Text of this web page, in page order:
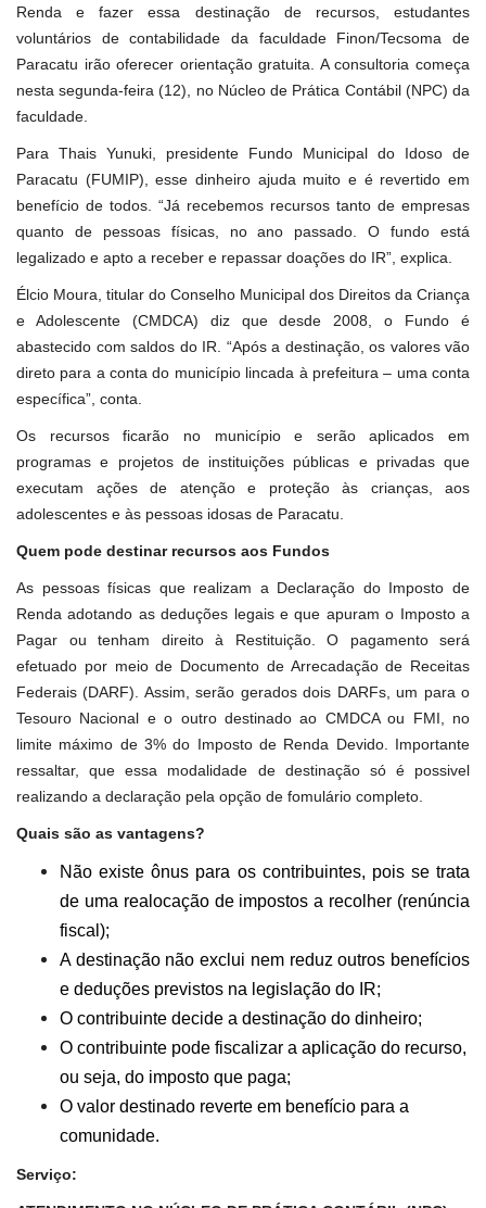
Renda e fazer essa destinação de recursos, estudantes
voluntários de contabilidade da faculdade Finon/Tecsoma de
Paracatu irão oferecer orientação gratuita. A consultoria começa
nesta segunda-feira (12), no Núcleo de Prática Contábil (NPC) da
faculdade.
Para Thais Yunuki, presidente Fundo Municipal do Idoso de
Paracatu (FUMIP) , esse dinheiro ajuda muito e é revertido em
benefício de todos. “Já recebemos recursos tanto de empresas
quanto de pessoas físicas, no ano passado. O fundo está
legalizado e apto a receber e repassar doações do IR”, explica.
Élcio Moura, titular do Conselho Municipal dos Direitos da Criança
e Adolescente(CMDCA) diz que desde 2008, o Fundo é
abastecido com saldos do IR. “Após a destinação, os valores vão
direto para a conta do município lincada à prefeitura – uma conta
específica”, conta.
Os recursos ficarão no município e serão aplicados em
programas e projetos de instituições públicas e privadas que
executam ações de atenção e proteção às crianças, aos
adolescentes e às pessoas idosas de Paracatu.
Quem pode destinar recursos aos Fundos
As pessoas físicas que realizam a Declaração do Imposto de
Renda adotando as deduções legais e que apuram o Imposto a
Pagar ou tenham direito à Restituição. O pagamento será
efetuado por meio de Documento de Arrecadação de Receitas
Federais (DARF). Assim, serão gerados dois DARFs, um para o
Tesouro Nacional e o outro destinado ao CMDCA ou FMI, no
limite máximo de 3% do Imposto de Renda Devido. Importante
ressaltar, que essa modalidade de destinação só é possivel
realizando a declaração pela opção de fomulário completo.
Quais são as vantagens?
Não existe ônus para os contribuintes, pois se trata
de uma realocação de impostos a recolher (renúncia
fiscal);
A destinação não exclui nem reduz outros benefícios
e deduções previstos na legislação do IR;
O contribuinte decide a destinação do dinheiro;
O contribuinte pode fiscalizar a aplicação do recurso,
ou seja, do imposto que paga;
O valor destinado reverte em benefício para a
comunidade.
Serviço: